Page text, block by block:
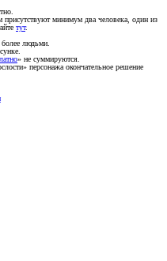
минимум два человека, один из
тут.
людьми.
» не суммируются.
персонажа окончательное решение